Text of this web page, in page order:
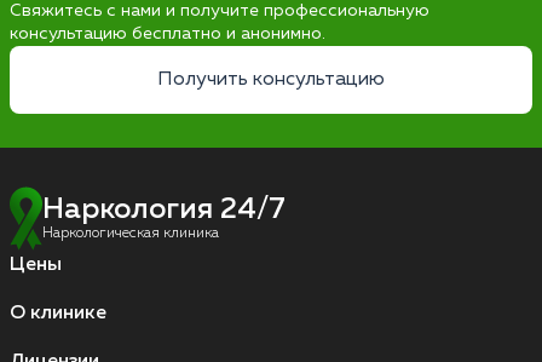
Свяжитесь с нами и получите профессиональную
консультацию бесплатно и анонимно.
Получить консультацию
Наркология 24/7
Наркологическая клиника
Цены
О клинике